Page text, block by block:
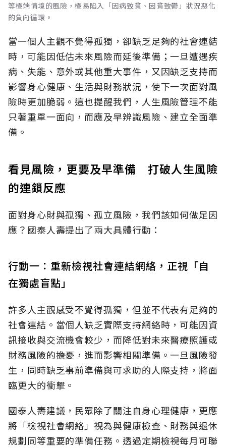
等極端情境的風險，極易陷入「因病致貧、因貧致鬱」狀況惡化
的負向循環。
當一個人主觀不覺得孤獨，卻缺乏足夠的社會連結
時，可能因低估未來風險而延後準備；一旦遭遇疾
病、失能、意外或其他重大事件，又因缺乏支持而
影響身心健康、生活與財務狀況，使下一次面對風
險時更加脆弱。這也提醒我們，人生風險管理不能
只著重單一面向，而應及早辨識風險、建立全面準
備。
看見風險，更要及早準備 打破人生風險
的連鎖反應
面對身心財與孤獨、孤立風險，我們該如何做足因
應？國泰人壽提出了兩大具體行動：
行動一：重新檢視社會連結網絡，正視「自
在獨處盲點」
許多人主觀感受不覺得孤獨，但並不代表有足夠的
社會連結。當個人缺乏實際支持網絡時，可能因資
訊接收與交流機會較少，而降低對未來醫療照護或
財務風險的擔憂，進而影響相關準備。一旦風險發
生，同時缺乏事前準備與可求助的人際支持，將面
臨更大的衝擊。
國泰人壽建議，民眾除了關注自身心理健康，更應
將「檢視社會網絡」視為與健康檢查、財務與退休
規劃同等重要的準備任務。透過定期檢視每月可聯